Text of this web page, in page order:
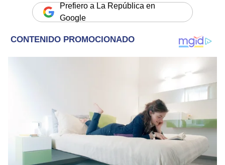
Prefiero a La República en
Google